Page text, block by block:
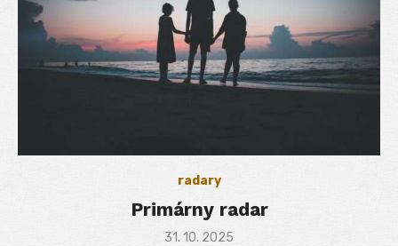
radary
Primárny radar
Posted
31. 10. 2025